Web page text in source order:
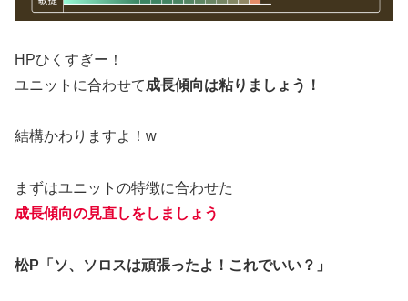
HPひくすぎー！
ユニットに合わせて成長傾向は粘りましょう！
結構かわりますよ！w
まずはユニットの特徴に合わせた
成長傾向の見直しをしましょう
松P「ソ、ソロスは頑張ったよ！これでいい？」